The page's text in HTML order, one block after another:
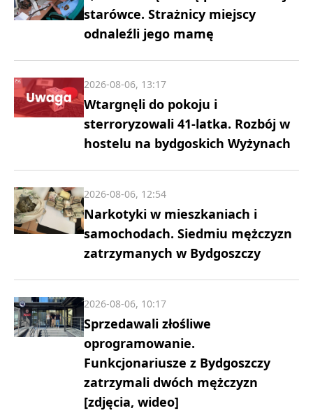
starówce. Strażnicy miejscy
odnaleźli jego mamę
Wtargnęli do pokoju i
sterroryzowali 41-latka. Rozbój w
hostelu na bydgoskich Wyżynach
2026-08-06, 13:17
Narkotyki w mieszkaniach i
samochodach. Siedmiu mężczyzn
zatrzymanych w Bydgoszczy
2026-08-06, 12:54
Sprzedawali złośliwe
oprogramowanie.
Funkcjonariusze z Bydgoszczy
zatrzymali dwóch mężczyzn
[zdjęcia, wideo]
2026-08-06, 10:17